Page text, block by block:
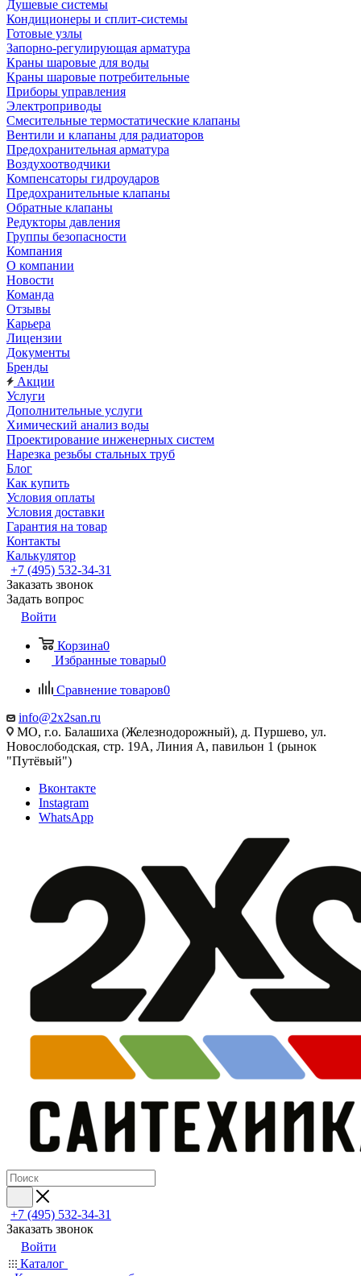
Душевые системы
Кондиционеры и сплит-системы
Готовые узлы
Запорно-регулирующая арматура
Краны шаровые для воды
Краны шаровые потребительные
Приборы управления
Электроприводы
Смесительные термостатические клапаны
Вентили и клапаны для радиаторов
Предохранительная арматура
Воздухоотводчики
Компенсаторы гидроударов
Предохранительные клапаны
Обратные клапаны
Редукторы давления
Группы безопасности
Компания
О компании
Новости
Команда
Отзывы
Карьера
Лицензии
Документы
Бренды
Акции
Услуги
Дополнительные услуги
Химический анализ воды
Проектирование инженерных систем
Нарезка резьбы стальных труб
Блог
Как купить
Условия оплаты
Условия доставки
Гарантия на товар
Контакты
Калькулятор
+7 (495) 532‑34‑31
Заказать звонок
Задать вопрос
Войти
Корзина0
Избранные товары0
Сравнение товаров0
info@2x2san.ru
МО, г.о. Балашиха (Железнодорожный), д. Пуршево, ул.
Новослободская, стр. 19А, Линия А, павильон 1 (рынок
"Путёвый")
Вконтакте
Instagram
WhatsApp
+7 (495) 532‑34‑31
Заказать звонок
Войти
Каталог